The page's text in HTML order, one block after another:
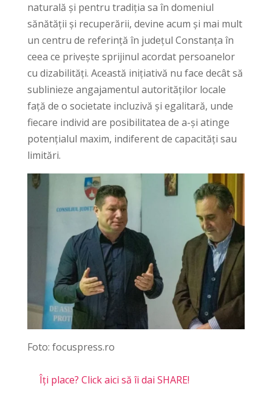
naturală și pentru tradiția sa în domeniul
sănătății și recuperării, devine acum și mai mult
un centru de referință în județul Constanța în
ceea ce privește sprijinul acordat persoanelor
cu dizabilități. Această inițiativă nu face decât să
sublinieze angajamentul autorităților locale
față de o societate incluzivă și egalitară, unde
fiecare individ are posibilitatea de a-și atinge
potențialul maxim, indiferent de capacități sau
limitări.
Foto: focuspress.ro
Îți place? Click aici să îi dai SHARE!